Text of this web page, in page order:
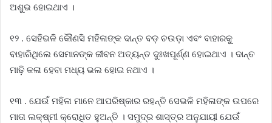
ଅଶୁଭ ହୋଇଥାଏ ।
୧୨ . ସେହିଭଳି କୌଣସି ମହିଳାଙ୍କ ଦାନ୍ତ ବଡ଼ ଚଉଡ଼ା ଏବଂ ବାହାରକୁ
ବାହାରିଥିଲେ ସେମାନଙ୍କ ଜୀବନ ଅତ୍ୟନ୍ତ ଦୁଃଖପୂର୍ଣ୍ଣ ହୋଇଥାଏ । ଦାନ୍ତ
ମାଢ଼ି କଳା ହେବା ମଧ୍ୟ ଭଲ ହୋଇ ନଥାଏ ।
୧୩ . ଯେଉଁ ମହିଳା ମାନେ ଆପରିଷ୍କାର ରହନ୍ତି ସେଭଳି ମହିଳାଙ୍କ ଉପରେ
ମାତା ଲକ୍ଷ୍ମୀ କ୍ରୋଧିତ ହୁଅନ୍ତି । ସମୁଦ୍ର ଶାସ୍ତ୍ର ଅନୁଯାୟୀ ଯେଉଁ